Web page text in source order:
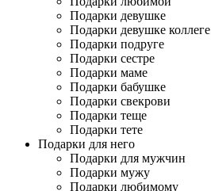
Подарки девушке
Подарки девушке коллеге
Подарки подруге
Подарки сестре
Подарки маме
Подарки бабушке
Подарки свекрови
Подарки теще
Подарки тете
Подарки для него
Подарки для мужчин
Подарки мужу
Подарки любимому